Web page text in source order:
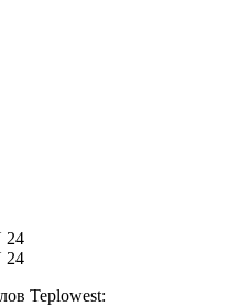
24
24
Teplowest: